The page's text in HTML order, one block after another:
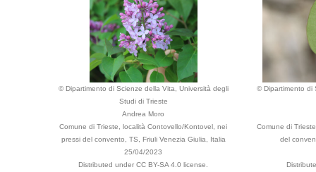
© Dipartimento di Scienze della Vita, Università degli
Studi di Trieste
Andrea Moro
Comune di Trieste, località Contovello/Kontovel, nei
pressi del convento, TS, Friuli Venezia Giulia, Italia
25/04/2023
Distributed under CC BY-SA 4.0 license.
© Dipartimento di
Comune di
del